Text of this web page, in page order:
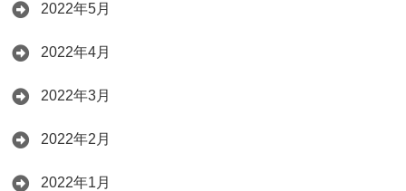
2022年5月
2022年4月
2022年3月
2022年2月
2022年1月